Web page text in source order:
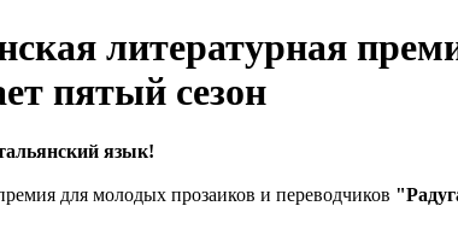
литературная
пятый сезон
язык!
для молодых прозаиков и переводчиков